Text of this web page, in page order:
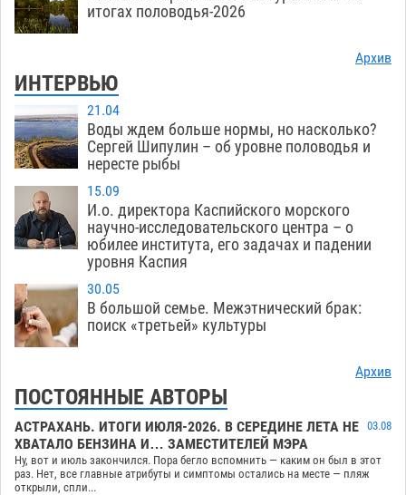
итогах половодья-2026
Архив
ИНТЕРВЬЮ
21.04
Воды ждем больше нормы, но насколько?
Сергей Шипулин – об уровне половодья и
нересте рыбы
15.09
И.о. директора Каспийского морского
научно-исследовательского центра – о
юбилее института, его задачах и падении
уровня Каспия
30.05
В большой семье. Межэтнический брак:
поиск «третьей» культуры
Архив
ПОСТОЯННЫЕ АВТОРЫ
АСТРАХАНЬ. ИТОГИ ИЮЛЯ-2026. В СЕРЕДИНЕ ЛЕТА НЕ
ХВАТАЛО БЕНЗИНА И… ЗАМЕСТИТЕЛЕЙ МЭРА
03.08
Ну, вот и июль закончился. Пора бегло вспомнить — каким он был в этот
раз. Нет, все главные атрибуты и симптомы остались на месте — пляж
открыли, спли...